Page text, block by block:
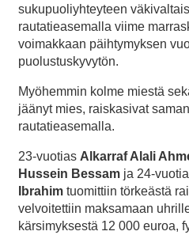
sukupuoliyhteyteen
rautatieasemalla viime
voimakkaan päihtymyksen
puolustuskyvytön.
Myöhemmin kolme miestä
jäänyt mies, raiskasivat
rautatieasemalla.
23-vuotias Alkarraf Alali
Hussein Bessam ja 24-
Ibrahim tuomittiin törkeästä
velvoitettiin maksamaan
kärsimyksestä 12 000 euroa,